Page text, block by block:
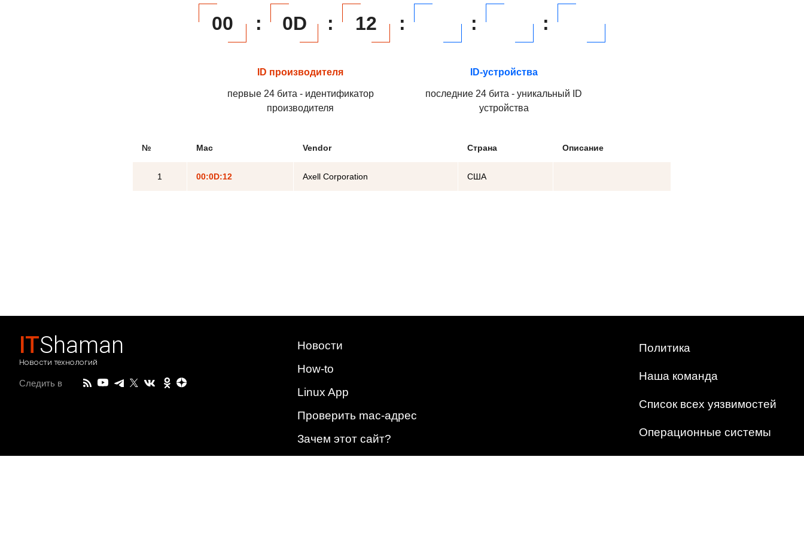
00 : 0D : 12 : : :
ID производителя
первые 24 бита - идентификатор
производителя
ID-устройства
последние 24 бита - уникальный ID
устройства
№ Mac Vendor Страна Описание
1 00:0D:12 Axell Corporation США
ITShaman
Новости технологий
Следить в
Новости
How-to
Linux App
Проверить mac-адрес
Зачем этот сайт?
Политика
Наша команда
Список всех уязвимостей
Операционные системы